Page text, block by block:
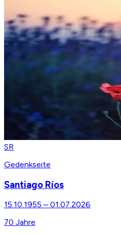
SR
Gedenkseite
Santiago Ríos
15.10.1955 – 01.07.2026
70 Jahre